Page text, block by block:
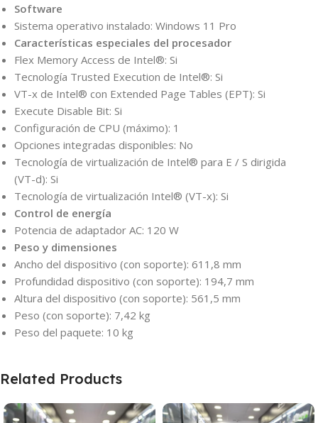
Software
Sistema operativo instalado: Windows 11 Pro
Características especiales del procesador
Flex Memory Access de Intel®: Si
Tecnología Trusted Execution de Intel®: Si
VT-x de Intel® con Extended Page Tables (EPT): Si
Execute Disable Bit: Si
Configuración de CPU (máximo): 1
Opciones integradas disponibles: No
Tecnología de virtualización de Intel® para E / S dirigida
(VT-d): Si
Tecnología de virtualización Intel® (VT-x): Si
Control de energía
Potencia de adaptador AC: 120 W
Peso y dimensiones
Ancho del dispositivo (con soporte): 611,8 mm
Profundidad dispositivo (con soporte): 194,7 mm
Altura del dispositivo (con soporte): 561,5 mm
Peso (con soporte): 7,42 kg
Peso del paquete: 10 kg
Related Products